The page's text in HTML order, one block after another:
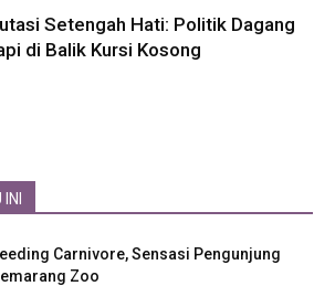
Setengah Hati: Politik Dagang
di Balik Kursi Kosong
Carnivore, Sensasi Pengunjung
Zoo